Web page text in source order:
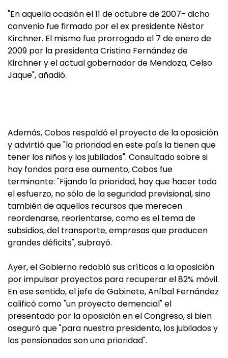
"En aquella ocasión el 11 de octubre de 2007- dicho
convenio fue firmado por el ex presidente Néstor
Kirchner. El mismo fue prorrogado el 7 de enero de
2009 por la presidenta Cristina Fernández de
Kirchner y el actual gobernador de Mendoza, Celso
Jaque", añadió.
Además, Cobos respaldó el proyecto de la oposición
y advirtió que "la prioridad en este país la tienen que
tener los niños y los jubilados". Consultado sobre si
hay fondos para ese aumento, Cobos fue
terminante: "Fijando la prioridad, hay que hacer todo
el esfuerzo, no sólo de la seguridad previsional, sino
también de aquellos recursos que merecen
reordenarse, reorientarse, como es el tema de
subsidios, del transporte, empresas que producen
grandes déficits", subrayó.
Ayer, el Gobierno redobló sus críticas a la oposición
por impulsar proyectos para recuperar el 82% móvil.
En ese sentido, el jefe de Gabinete, Aníbal Fernández
calificó como "un proyecto demencial" el
presentado por la oposición en el Congreso, si bien
aseguró que "para nuestra presidenta, los jubilados y
los pensionados son una prioridad".